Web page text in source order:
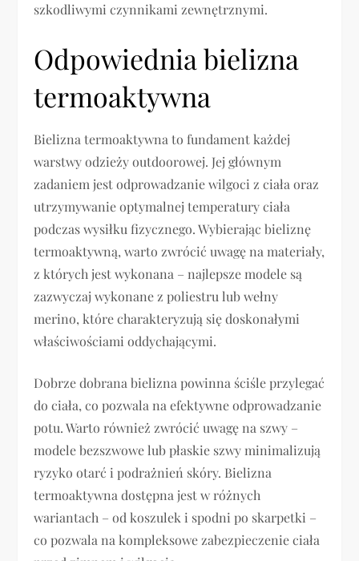
szkodliwymi czynnikami zewnętrznymi.
Odpowiednia bielizna
termoaktywna
Bielizna termoaktywna to fundament każdej
warstwy odzieży outdoorowej. Jej głównym
zadaniem jest odprowadzanie wilgoci z ciała oraz
utrzymywanie optymalnej temperatury ciała
podczas wysiłku fizycznego. Wybierając bieliznę
termoaktywną, warto zwrócić uwagę na materiały,
z których jest wykonana – najlepsze modele są
zazwyczaj wykonane z poliestru lub wełny
merino, które charakteryzują się doskonałymi
właściwościami oddychającymi.
Dobrze dobrana bielizna powinna ściśle przylegać
do ciała, co pozwala na efektywne odprowadzanie
potu. Warto również zwrócić uwagę na szwy –
modele bezszwowe lub płaskie szwy minimalizują
ryzyko otarć i podrażnień skóry. Bielizna
termoaktywna dostępna jest w różnych
wariantach – od koszulek i spodni po skarpetki –
co pozwala na kompleksowe zabezpieczenie ciała